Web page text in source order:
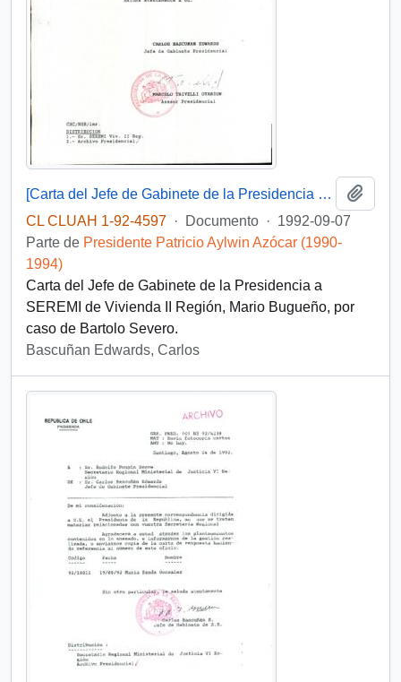
[Carta del Jefe de Gabinete de la Presidencia a SEREMI de Vivienda II Región]
CL CLUAH 1-92-4597 · Documento · 1992-09-07
Parte de Presidente Patricio Aylwin Azócar (1990-
1994)
Carta del Jefe de Gabinete de la Presidencia a
SEREMI de Vivienda II Región, Mario Bugueño, por
caso de Bartolo Severo.
Bascuñan Edwards, Carlos